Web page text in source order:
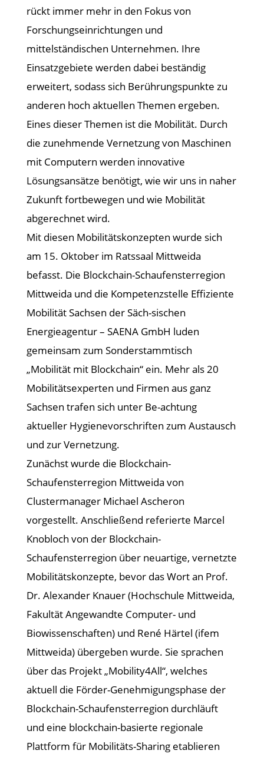
rückt immer mehr in den Fokus von
Forschungseinrichtungen und
mittelständischen Unternehmen. Ihre
Einsatzgebiete werden dabei beständig
erweitert, sodass sich Berührungspunkte zu
anderen hoch aktuellen Themen ergeben.
Eines dieser Themen ist die Mobilität. Durch
die zunehmende Vernetzung von Maschinen
mit Computern werden innovative
Lösungsansätze benötigt, wie wir uns in naher
Zukunft fortbewegen und wie Mobilität
abgerechnet wird.
Mit diesen Mobilitätskonzepten wurde sich
am 15. Oktober im Ratssaal Mittweida
befasst. Die Blockchain-Schaufensterregion
Mittweida und die Kompetenzstelle Effiziente
Mobilität Sachsen der Säch-sischen
Energieagentur – SAENA GmbH luden
gemeinsam zum Sonderstammtisch
„Mobilität mit Blockchain“ ein. Mehr als 20
Mobilitätsexperten und Firmen aus ganz
Sachsen trafen sich unter Be-achtung
aktueller Hygienevorschriften zum Austausch
und zur Vernetzung.
Zunächst wurde die Blockchain-
Schaufensterregion Mittweida von
Clustermanager Michael Ascheron
vorgestellt. Anschließend referierte Marcel
Knobloch von der Blockchain-
Schaufensterregion über neuartige, vernetzte
Mobilitätskonzepte, bevor das Wort an Prof.
Dr. Alexander Knauer (Hochschule Mittweida,
Fakultät Angewandte Computer- und
Biowissenschaften) und René Härtel (ifem
Mittweida) übergeben wurde. Sie sprachen
über das Projekt „Mobility4All“, welches
aktuell die Förder-Genehmigungsphase der
Blockchain-Schaufensterregion durchläuft
und eine blockchain-basierte regionale
Plattform für Mobilitäts-Sharing etablieren